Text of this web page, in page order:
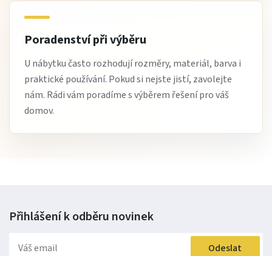
Poradenství při výběru
U nábytku často rozhodují rozměry, materiál, barva i
praktické používání. Pokud si nejste jistí, zavolejte
nám. Rádi vám poradíme s výběrem řešení pro váš
domov.
Přihlášení k odběru novinek
Odeslat